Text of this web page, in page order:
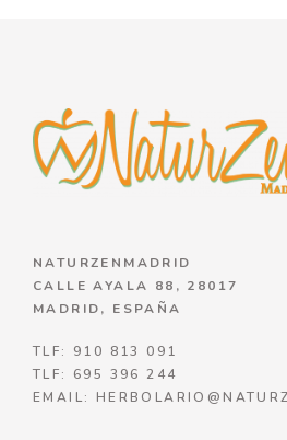
NATURZENMADRID
CALLE AYALA 88, 28017
MADRID, ESPAÑA
TLF: 910 813 091
TLF: 695 396 244
EMAIL: